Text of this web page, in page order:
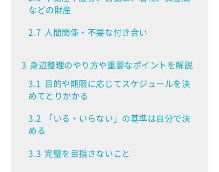
などの財産
2.7 人間関係・不要な付き合い
3 身辺整理のやり方や重要なポイントを解説
3.1 目的や期限に応じてスケジュールを決
めてとりかかる
3.2
「いる・いらない」の基準は自分で決
める
3.3 完璧を目指さないこと